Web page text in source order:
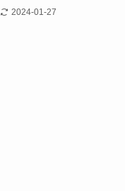
2024-01-27